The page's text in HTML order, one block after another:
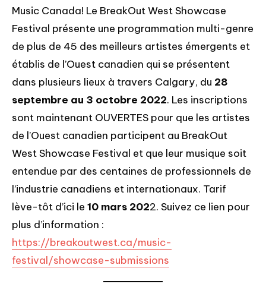
Music Canada! Le BreakOut West Showcase
Festival présente une programmation multi-genre
de plus de 45 des meilleurs artistes émergents et
établis de l’Ouest canadien qui se présentent
dans plusieurs lieux à travers Calgary, du 28
septembre au 3 octobre 2022. Les inscriptions
sont maintenant OUVERTES pour que les artistes
de l’Ouest canadien participent au BreakOut
West Showcase Festival et que leur musique soit
entendue par des centaines de professionnels de
l’industrie canadiens et internationaux. Tarif
lève-tôt d’ici le 10 mars 2022. Suivez ce lien pour
plus d’information :
https://breakoutwest.ca/music-
festival/showcase-submissions